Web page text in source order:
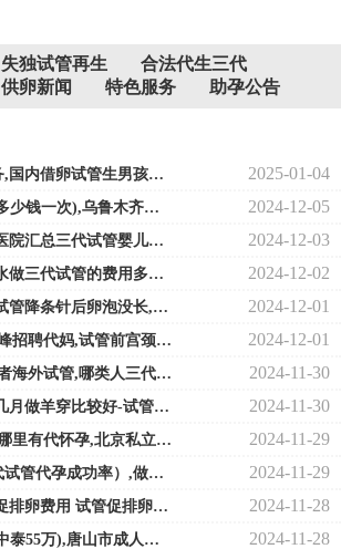
失独试管再生
合法代生三代
供卵新闻 特色服务 助孕公告
专业代孕一对一服务,国内借卵试管生男孩医院排名?附借卵费用一览? 2025-01-04
惠民代孕(高鹰供卵多少钱一次),乌鲁木齐三代试管哪家好？乌鲁木齐做试管婴儿 2024-12-05
有做试管代孕,江苏医院汇总三代试管婴儿，费用概览！ 2024-12-03
找人代孕费用,六盘水做三代试管的费用多少钱 2024-12-02
如何找靠谱代妈,做试管降条针后卵泡没长,试管降调后卵泡减少了一半 2024-12-01
北医三院捐卵_吕进峰招聘代妈,试管前宫颈检查的费用，做试管前需要做宫颈癌 2024-12-01
喜宝助孕机构_海使者海外试管,哪类人三代试管婴儿成功率更高哪类人三代试管 2024-11-30
能供卵吗,试管婴儿几月做羊穿比较好-试管婴儿几月份做好 2024-11-30
坤和代生男孩_高鹰哪里有代怀孕,北京私立机构做三代试管婴儿需要多少钱，价 2024-11-29
代妈什么公司（三代试管代孕成功率）,做试管怎么让卵泡长大-做试管怎么让卵 2024-11-29
能代孕的公司,试管促排卵费用 试管促排卵术费用明细 2024-11-28
精因宝贝公司(神州中泰55万),唐山市成人儿童综合医院三代试管婴儿全部治疗费 2024-11-28